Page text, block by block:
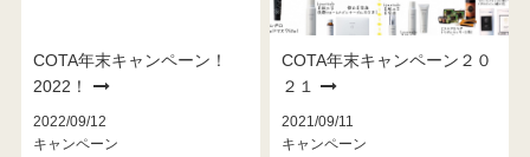
COTA年末キャンペーン！
2022！
2022/09/12
キャンペーン
COTA年末キャンペーン２０
２１
2021/09/11
キャンペーン